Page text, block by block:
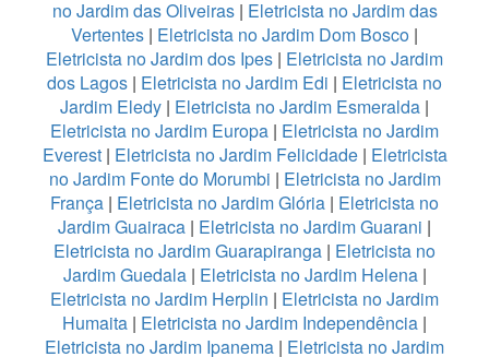
no Jardim das Oliveiras| Eletricista no Jardim das
Vertentes | Eletricista no Jardim Dom Bosco |
Eletricista no Jardim dos Ipes | Eletricista no Jardim
dos Lagos | Eletricista no Jardim Edi | Eletricista no
Jardim Eledy | Eletricista no Jardim Esmeralda |
Eletricista no Jardim Europa | Eletricista no Jardim
Everest| Eletricista no Jardim Felicidade| Eletricista
no Jardim Fonte do Morumbi | Eletricista no Jardim
França | Eletricista no Jardim Glória | Eletricista no
Jardim Guairaca | Eletricista no Jardim Guarani |
Eletricista no Jardim Guarapiranga | Eletricista no
Jardim Guedala| Eletricista no Jardim Helena|
Eletricista no Jardim Herplin | Eletricista no Jardim
Humaita | Eletricista no Jardim Independência |
Eletricista no Jardim Ipanema | Eletricista no Jardim